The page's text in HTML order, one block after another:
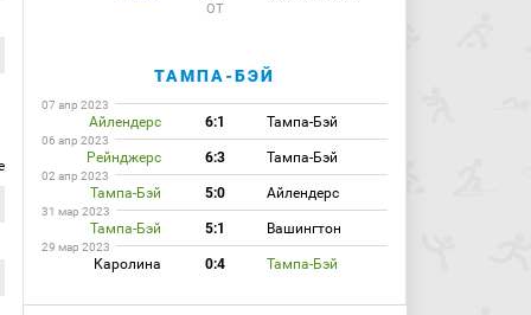
ОТ
ТАМПА-БЭЙ
07 апр 2023
Айлендерс 6:1 Тампа-Бэй
06 апр 2023
Рейнджерс 6:3 Тампа-Бэй
02 апр 2023
Тампа-Бэй 5:0 Айлендерс
31 мар 2023
Тампа-Бэй 5:1 Вашингтон
29 мар 2023
Каролина 0:4 Тампа-Бэй